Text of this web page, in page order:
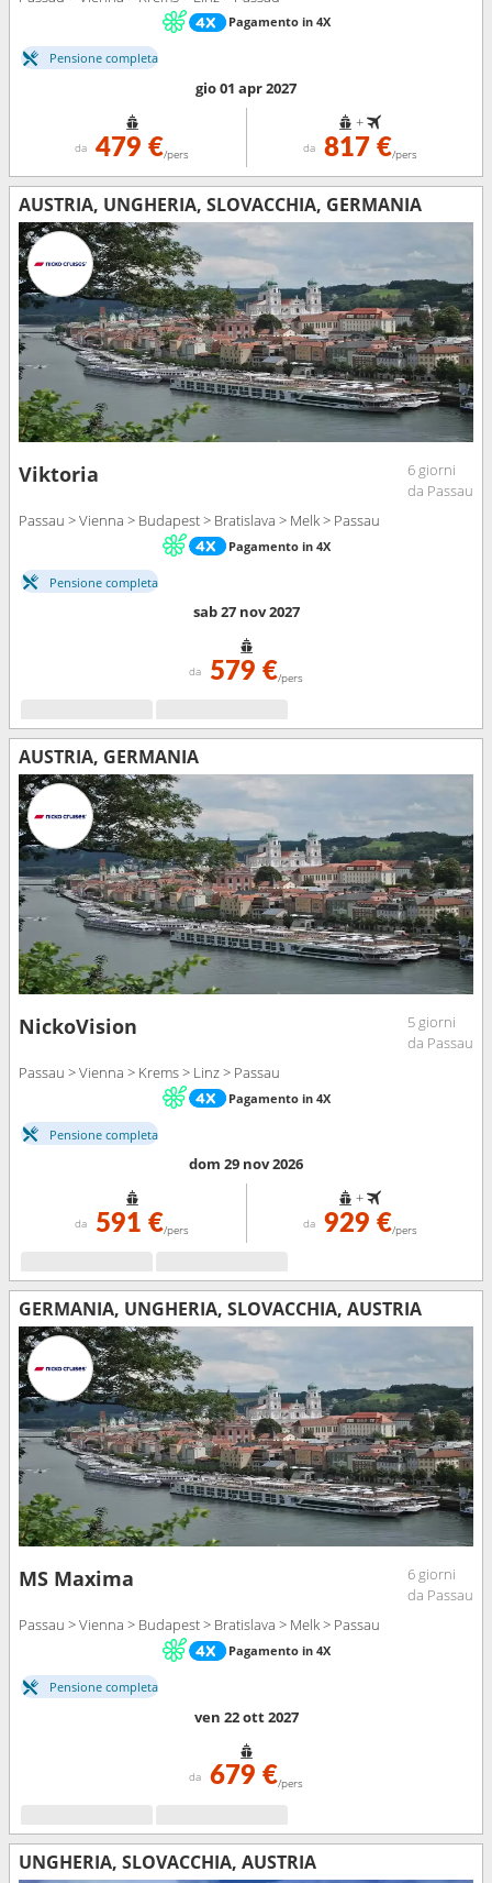
Pagamento in 4X
Pensione completa
gio 01 apr 2027
da 479 €/pers
+
da 817 €/pers
AUSTRIA, UNGHERIA, SLOVACCHIA, GERMANIA
Viktoria
6 giorni
da Passau
Passau > Vienna > Budapest > Bratislava > Melk > Passau
Pagamento in 4X
Pensione completa
sab 27 nov 2027
da 579 €/pers
AUSTRIA, GERMANIA
NickoVision
5 giorni
da Passau
Passau > Vienna > Krems > Linz > Passau
Pagamento in 4X
Pensione completa
dom 29 nov 2026
da 591 €/pers
+
da 929 €/pers
GERMANIA, UNGHERIA, SLOVACCHIA, AUSTRIA
MS Maxima
6 giorni
da Passau
Passau > Vienna > Budapest > Bratislava > Melk > Passau
Pagamento in 4X
Pensione completa
ven 22 ott 2027
da 679 €/pers
UNGHERIA, SLOVACCHIA, AUSTRIA